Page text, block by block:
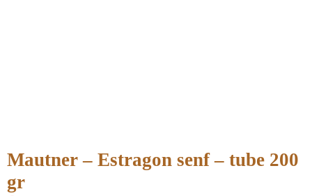
Mautner – Estragon senf – tube 200
gr